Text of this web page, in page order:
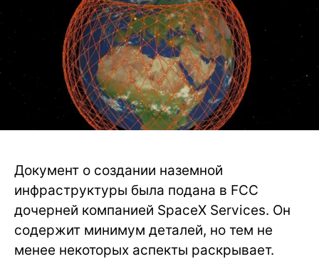
Документ о создании наземной
инфраструктуры была подана в FCC
дочерней компанией SpaceX Services. Он
содержит минимум деталей, но тем не
менее некоторых аспекты раскрывает.